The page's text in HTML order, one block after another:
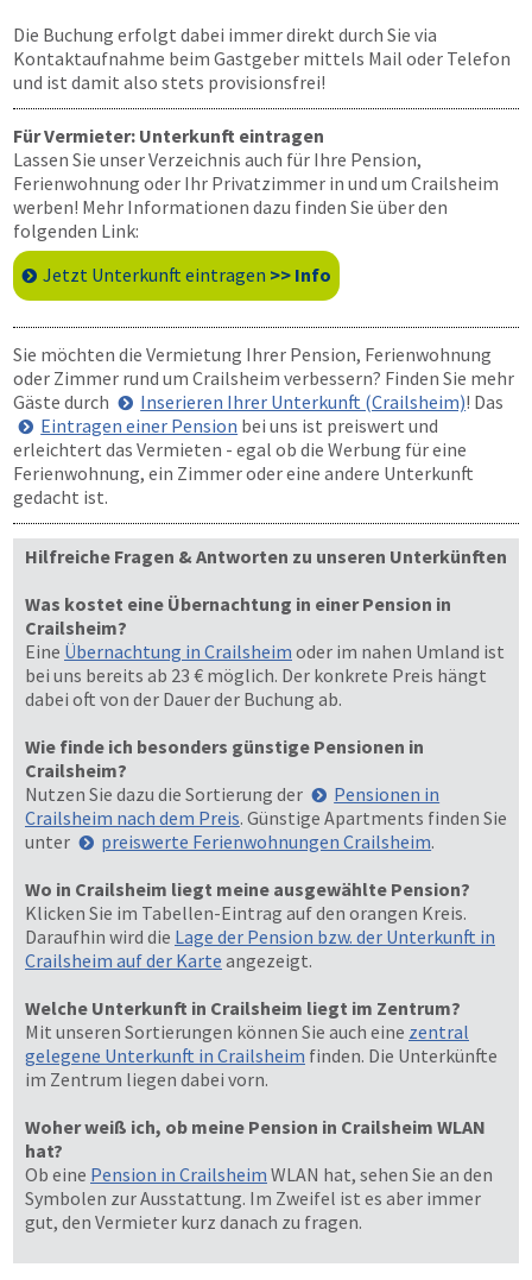
Die Buchung erfolgt dabei immer direkt durch Sie via
Kontaktaufnahme beim Gastgeber mittels Mail oder Telefon
und ist damit also stets provisionsfrei!
Für Vermieter: Unterkunft eintragen
Lassen Sie unser Verzeichnis auch für Ihre Pension,
Ferienwohnung oder Ihr Privatzimmer in und um Crailsheim
werben! Mehr Informationen dazu finden Sie über den
folgenden Link:
Jetzt Unterkunft eintragen >> Info
Sie möchten die Vermietung Ihrer Pension, Ferienwohnung
oder Zimmer rund um Crailsheim verbessern? Finden Sie mehr
Gäste durch
Inserieren Ihrer Unterkunft (Crailsheim)! Das
Eintragen einer Pension bei uns ist preiswert und
erleichtert das Vermieten - egal ob die Werbung für eine
Ferienwohnung, ein Zimmer oder eine andere Unterkunft
gedacht ist.
Hilfreiche Fragen & Antworten zu unseren Unterkünften
Was kostet eine Übernachtung in einer Pension in
Crailsheim?
Eine Übernachtung in Crailsheim oder im nahen Umland ist
bei uns bereits ab 23 € möglich. Der konkrete Preis hängt
dabei oft von der Dauer der Buchung ab.
Wie finde ich besonders günstige Pensionen in
Crailsheim?
Nutzen Sie dazu die Sortierung der
Pensionen in
Crailsheim nach dem Preis. Günstige Apartments finden Sie
unter
preiswerte Ferienwohnungen Crailsheim.
Wo in Crailsheim liegt meine ausgewählte Pension?
Klicken Sie im Tabellen-Eintrag auf den orangen Kreis.
Daraufhin wird die Lage der Pension bzw. der Unterkunft in
Crailsheim auf der Karte angezeigt.
Welche Unterkunft in Crailsheim liegt im Zentrum?
Mit unseren Sortierungen können Sie auch eine zentral
gelegene Unterkunft in Crailsheim finden. Die Unterkünfte
im Zentrum liegen dabei vorn.
Woher weiß ich, ob meine Pension in Crailsheim WLAN
hat?
Ob eine Pension in Crailsheim WLAN hat, sehen Sie an den
Symbolen zur Ausstattung. Im Zweifel ist es aber immer
gut, den Vermieter kurz danach zu fragen.